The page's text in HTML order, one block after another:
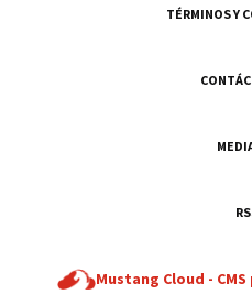
TÉRMINOS Y
Mustang Cloud -